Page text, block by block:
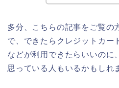
多分、こちらの記事をご覧の
で、できたらクレジットカー
などが利用できたらいいのに
思っている人もいるかもしれ